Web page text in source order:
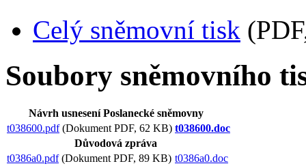
Celý sněmovní tisk
Soubory sněmovního
Návrh usnesení Poslanecké sněmovny
t038600.pdf(Dokument PDF, 62 KB) t038600.doc
Důvodová zpráva
t0386a0.pdf(Dokument PDF, 89 KB) t0386a0.doc